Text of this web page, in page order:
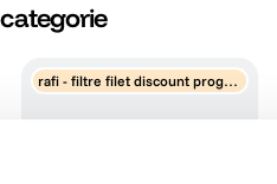
rafi - filtre filet discount progre